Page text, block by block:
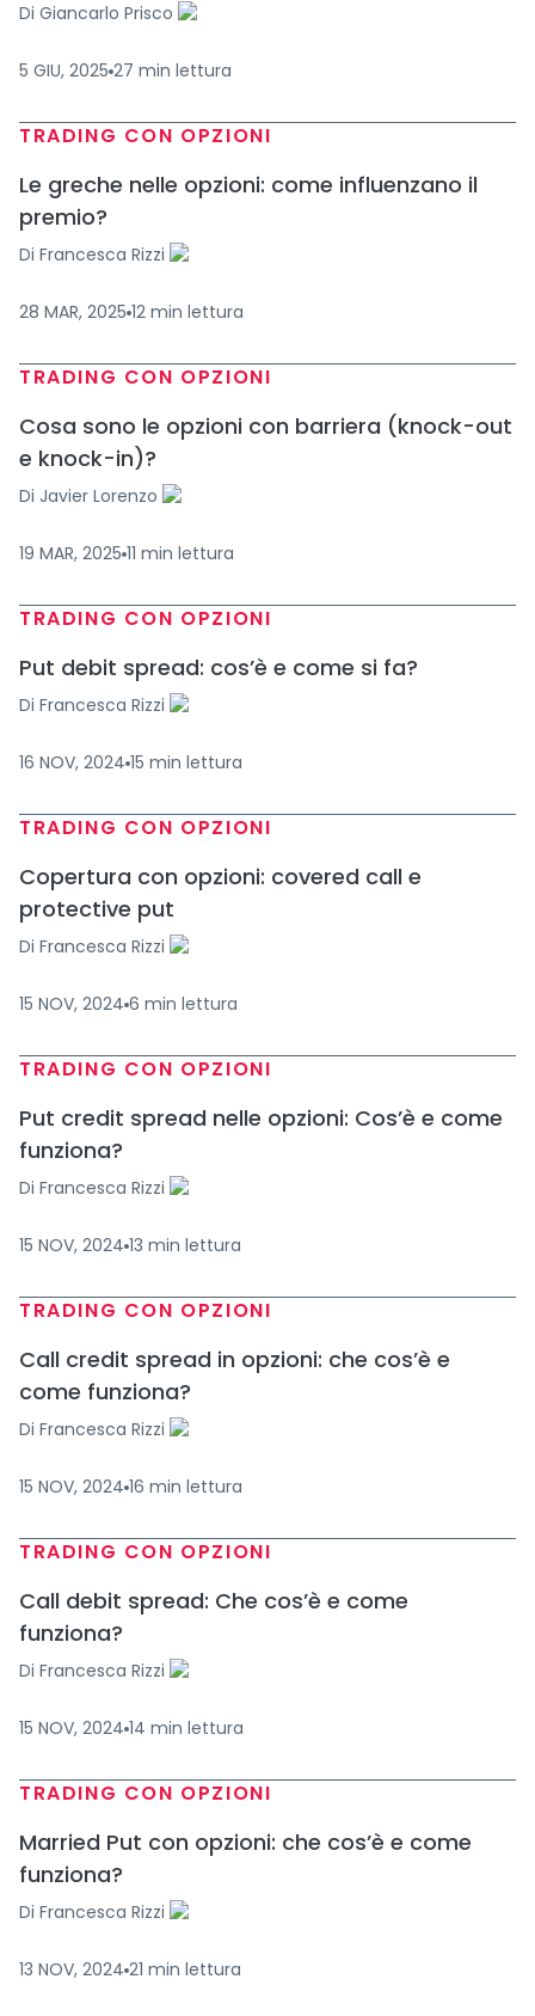
Di Giancarlo Prisco
5 GIU, 2025 27 min lettura
TRADING CON OPZIONI
Le greche nelle opzioni: come influenzano il
premio?
Di Francesca Rizzi
28 MAR, 2025 12 min lettura
TRADING CON OPZIONI
Cosa sono le opzioni con barriera (knock-out
e knock-in)?
Di Javier Lorenzo
19 MAR, 2025 11 min lettura
TRADING CON OPZIONI
Put debit spread: cos’è e come si fa?
Di Francesca Rizzi
16 NOV, 2024 15 min lettura
TRADING CON OPZIONI
Copertura con opzioni: covered call e
protective put
Di Francesca Rizzi
15 NOV, 2024 6 min lettura
TRADING CON OPZIONI
Put credit spread nelle opzioni: Cos’è e come
funziona?
Di Francesca Rizzi
15 NOV, 2024 13 min lettura
TRADING CON OPZIONI
Call credit spread in opzioni: che cos’è e
come funziona?
Di Francesca Rizzi
15 NOV, 2024 16 min lettura
TRADING CON OPZIONI
Call debit spread: Che cos’è e come
funziona?
Di Francesca Rizzi
15 NOV, 2024 14 min lettura
TRADING CON OPZIONI
Married Put con opzioni: che cos’è e come
funziona?
Di Francesca Rizzi
13 NOV, 2024 21 min lettura